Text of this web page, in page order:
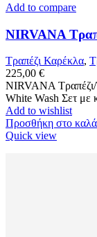
Add to compare
NIRVANA
Τραπέζι Καρέκλα,
225,00 €
NIRVANA
White Wash Σετ με
Add to wishlist
Προσθήκη στο
Quick view